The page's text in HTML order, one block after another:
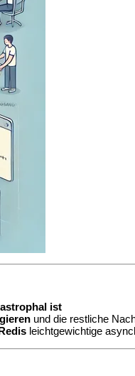
ist
und die restliche
leichtgewichtige